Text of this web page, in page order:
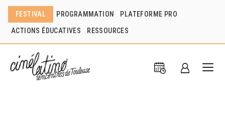
FESTIVAL PROGRAMMATION PLATEFORME PRO
ACTIONS ÉDUCATIVES RESSOURCES